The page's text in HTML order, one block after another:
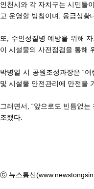
인천시와 각 자치구는 시민들
고 운영할 방침이며, 응급상황
또, 수인성질병 예방을 위해
이 시설물의 사전점검을 통해
박병일 시 공원조성과장은 “
및 시설물 안전관리에 만전을
그러면서, “앞으로도 빈틈없
조했다.
ⓒ 뉴스통신